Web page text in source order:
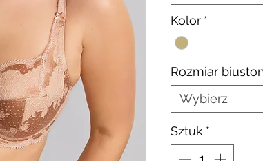
Kolor *
Rozmiar
Wybierz
Sztuk *